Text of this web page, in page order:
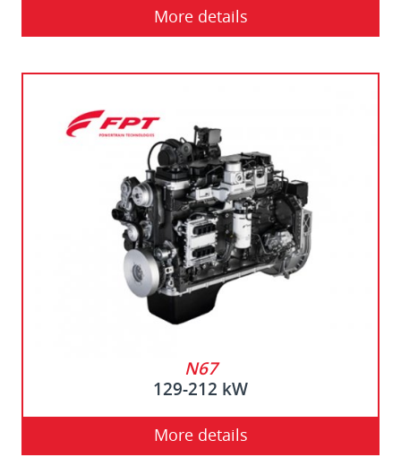
More details
N67
129-212 kW
More details